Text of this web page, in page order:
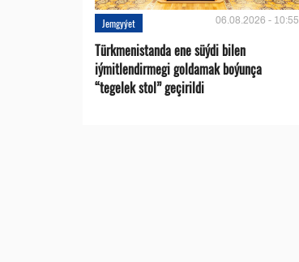
Jemgyýet 06.08.2026 - 10:55
Türkmenistanda ene süýdi bilen
iýmitlendirmegi goldamak boýunça
“tegelek stol” geçirildi